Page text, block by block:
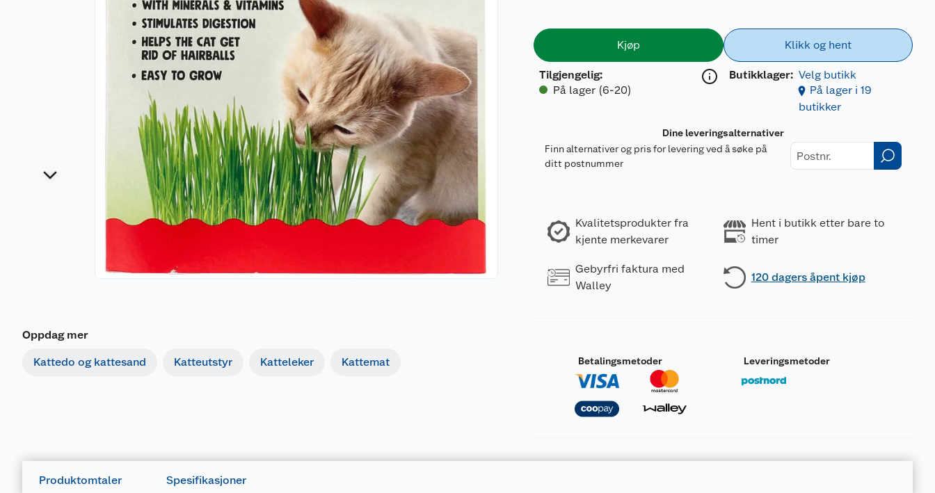
Oppdag mer
Kattedo og kattesand Katteutstyr Katteleker Kattemat
Kjøp
Tilgjengelig:
På lager (6-20)
Klikk og hent
Butikklager: Velg butikk
På lager i 19
butikker
Dine leveringsalternativer
Finn alternativer og pris for levering ved å søke på
ditt postnummer
Kvalitetsprodukter fra
kjente merkevarer
Hent i butikk etter bare to
timer
Gebyrfri faktura med
Walley
120 dagers åpent kjøp
Betalingsmetoder Leveringsmetoder
Produktomtaler Spesifikasjoner
Generelt